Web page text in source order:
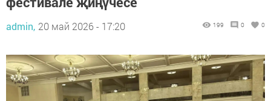
admin, 20 май 2026 - 17:20 199 0 0